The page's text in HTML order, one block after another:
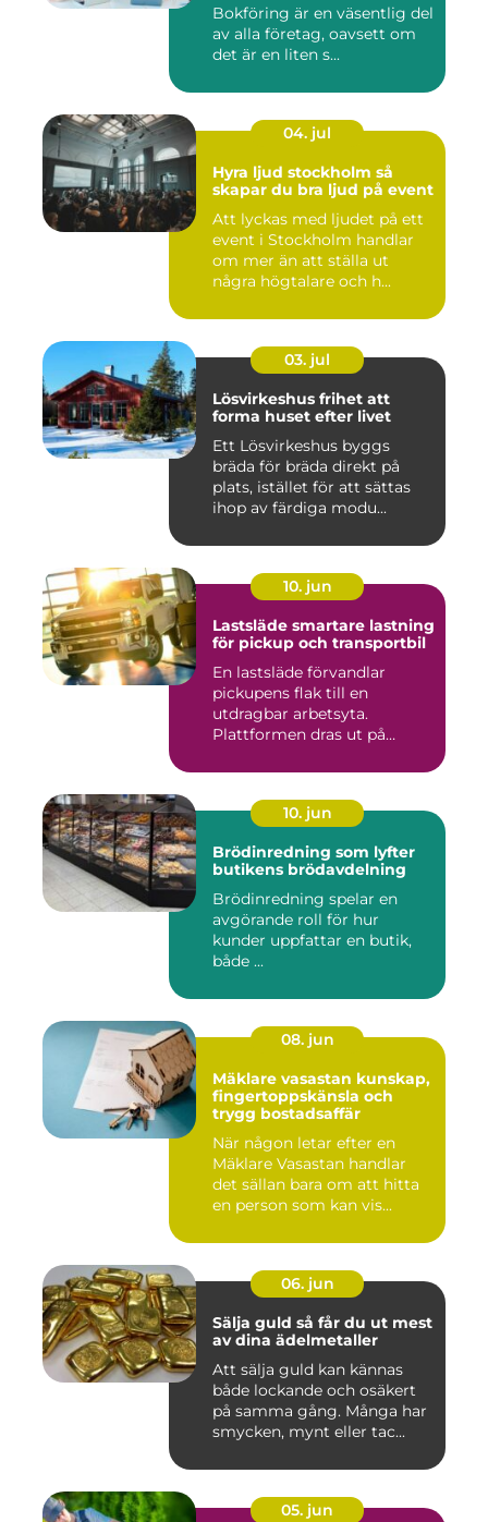
Bokföring är en väsentlig del
av alla företag, oavsett om
det är en liten s...
04. jul
Hyra ljud stockholm så
skapar du bra ljud på event
Att lyckas med ljudet på ett
event i Stockholm handlar
om mer än att ställa ut
några högtalare och h...
03. jul
Lösvirkeshus frihet att
forma huset efter livet
Ett Lösvirkeshus byggs
bräda för bräda direkt på
plats, istället för att sättas
ihop av färdiga modu...
10. jun
Lastsläde smartare lastning
för pickup och transportbil
En lastsläde förvandlar
pickupens flak till en
utdragbar arbetsyta.
Plattformen dras ut på
10. jun
Brödinredning som lyfter
butikens brödavdelning
Brödinredning spelar en
avgörande roll för hur
kunder uppfattar en butik,
både ...
08. jun
Mäklare vasastan kunskap,
fingertoppskänsla och
trygg bostadsaffär
När någon letar efter en
Mäklare Vasastan handlar
det sällan bara om att hitta
en person som kan vis...
06. jun
Sälja guld så får du ut mest
av dina ädelmetaller
Att sälja guld kan kännas
både lockande och osäkert
på samma gång. Många har
smycken, mynt eller tac...
05. jun